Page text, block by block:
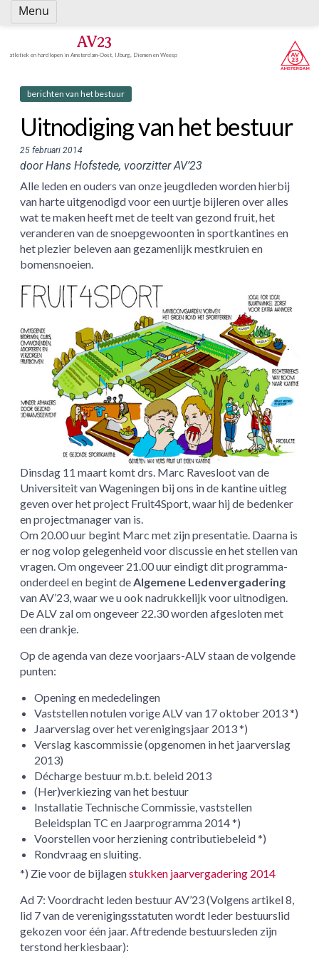
Spring
naar
AV23
atletiek en hardlopen in Amsterdam-Oost, IJburg, Diemen en Weesp
berichten van het bestuur
Uitnodiging van het bestuur
25 februari 2014
door Hans Hofstede, voorzitter AV’23
Alle leden en ouders van onze jeugdleden worden hierbij
van harte uitgenodigd voor een uurtje bijleren over alles
wat te maken heeft met de teelt van gezond fruit, het
veranderen van de snoepgewoonten in sportkantines en
het plezier beleven aan gezamenlijk mestkruien en
bomensnoeien.
Dinsdag 11 maart komt drs. Marc Ravesloot van de
Universiteit van Wageningen bij ons in de kantine uitleg
geven over het project Fruit4Sport, waar hij de bedenker
en projectmanager van is.
Om 20.00 uur begint Marc met zijn presentatie. Daarna is
er nog volop gelegenheid voor discussie en het stellen van
vragen. Om ongeveer 21.00 uur eindigt dit programma-
onderdeel en begint deAlgemene Ledenvergadering
van AV’23, waar we u ook nadrukkelijk voor uitnodigen.
De ALV zal om ongeveer 22.30 worden afgesloten met
een drankje.
Op de agenda van deze voorjaars-ALV staan de volgende
punten:
Opening en mededelingen
Vaststellen notulen vorige ALV van 17 oktober 2013 *)
Jaarverslag over het verenigingsjaar 2013 *)
Verslag kascommissie (opgenomen in het jaarverslag
2013)
Décharge bestuur m.b.t. beleid 2013
(Her)verkiezing van het bestuur
Installatie Technische Commissie, vaststellen
Beleidsplan TC en Jaarprogramma 2014 *)
Voorstellen voor herziening contributiebeleid *)
Rondvraag en sluiting.
*) Zie voor de bijlagenstukken jaarvergadering 2014
Ad 7: Voordracht leden bestuur AV’23 (Volgens artikel 8,
lid 7 van de verenigingsstatuten wordt Ieder bestuurslid
gekozen voor één jaar. Aftredende bestuursleden zijn
terstond herkiesbaar):
Menu